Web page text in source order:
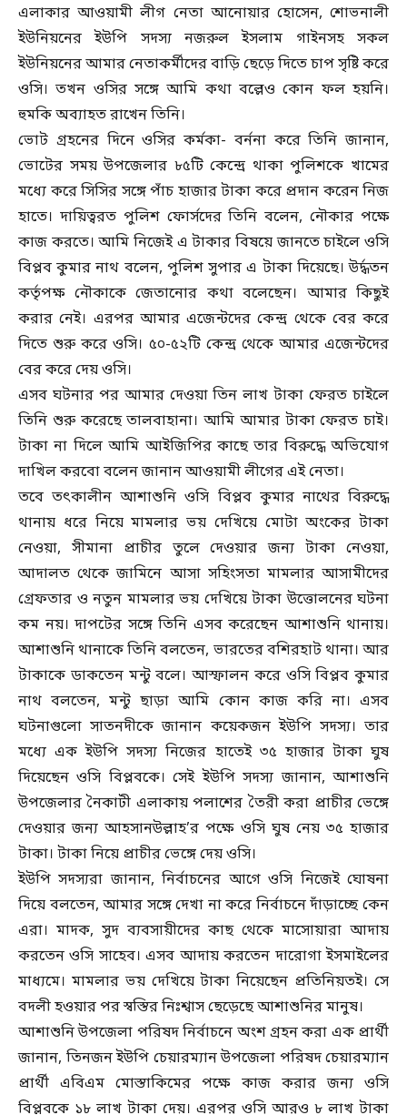
এলাকার আওয়ামী লীগ নেতা আনোয়ার হোসেন, শোভনালী
ইউনিয়নের ইউপি সদস্য নজরুল ইসলাম গাইনসহ সকল
ইউনিয়নের আমার নেতাকর্মীদের বাড়ি ছেড়ে দিতে চাপ সৃষ্টি করে
ওসি। তখন ওসির সঙ্গে আমি কথা বল্লেও কোন ফল হয়নি।
হুমকি অব্যাহত রাখেন তিনি।
ভোট গ্রহনের দিনে ওসির কর্মকা- বর্ননা করে তিনি জানান,
ভোটের সময় উপজেলার ৮৫টি কেন্দ্রে থাকা পুলিশকে খামের
মধ্যে করে সিসির সঙ্গে পাঁচ হাজার টাকা করে প্রদান করেন নিজ
হাতে। দায়িত্বরত পুলিশ ফোর্সদের তিনি বলেন, নৌকার পক্ষে
কাজ করতে। আমি নিজেই এ টাকার বিষয়ে জানতে চাইলে ওসি
বিপ্লব কুমার নাথ বলেন, পুলিশ সুপার এ টাকা দিয়েছে। উর্দ্ধতন
কর্তৃপক্ষ নৌকাকে জেতানোর কথা বলেছেন। আমার কিছুই
করার নেই। এরপর আমার এজেন্টদের কেন্দ্র থেকে বের করে
দিতে শুরু করে ওসি। ৫০-৫২টি কেন্দ্র থেকে আমার এজেন্টদের
বের করে দেয় ওসি।
এসব ঘটনার পর আমার দেওয়া তিন লাখ টাকা ফেরত চাইলে
তিনি শুরু করেছে তালবাহানা। আমি আমার টাকা ফেরত চাই।
টাকা না দিলে আমি আইজিপির কাছে তার বিরুদ্ধে অভিযোগ
দাখিল করবো বলেন জানান আওয়ামী লীগের এই নেতা।
তবে তৎকালীন আশাশুনি ওসি বিপ্লব কুমার নাথের বিরুদ্ধে
থানায় ধরে নিয়ে মামলার ভয় দেখিয়ে মোটা অংকের টাকা
নেওয়া, সীমানা প্রাচীর তুলে দেওয়ার জন্য টাকা নেওয়া,
আদালত থেকে জামিনে আসা সহিংসতা মামলার আসামীদের
গ্রেফতার ও নতুন মামলার ভয় দেখিয়ে টাকা উত্তোলনের ঘটনা
কম নয়। দাপটের সঙ্গে তিনি এসব করেছেন আশাশুনি থানায়।
আশাশুনি থানাকে তিনি বলতেন, ভারতের বশিরহাট থানা। আর
টাকাকে ডাকতেন মন্টু বলে। আস্ফালন করে ওসি বিপ্লব কুমার
নাথ বলতেন, মন্টু ছাড়া আমি কোন কাজ করি না। এসব
ঘটনাগুলো সাতনদীকে জানান কয়েকজন ইউপি সদস্য। তার
মধ্যে এক ইউপি সদস্য নিজের হাতেই ৩৫ হাজার টাকা ঘুষ
দিয়েছেন ওসি বিপ্লবকে। সেই ইউপি সদস্য জানান, আশাশুনি
উপজেলার নৈকাটী এলাকায় পলাশের তৈরী করা প্রাচীর ভেঙ্গে
দেওয়ার জন্য আহসানউল্লাহ’র পক্ষে ওসি ঘুষ নেয় ৩৫ হাজার
টাকা। টাকা নিয়ে প্রাচীর ভেঙ্গে দেয় ওসি।
ইউপি সদস্যরা জানান, নির্বাচনের আগে ওসি নিজেই ঘোষনা
দিয়ে বলতেন, আমার সঙ্গে দেখা না করে নির্বাচনে দাঁড়াচ্ছে কেন
এরা। মাদক, সুদ ব্যবসায়ীদের কাছ থেকে মাসোয়ারা আদায়
করতেন ওসি সাহেব। এসব আদায় করতেন দারোগা ইসমাইলের
মাধ্যমে। মামলার ভয় দেখিয়ে টাকা নিয়েছেন প্রতিনিয়তই। সে
বদলী হওয়ার পর স্বস্তির নিঃশ্বাস ছেড়েছে আশাশুনির মানুষ।
আশাশুনি উপজেলা পরিষদ নির্বাচনে অংশ গ্রহন করা এক প্রার্থী
জানান, তিনজন ইউপি চেয়ারম্যান উপজেলা পরিষদ চেয়ারম্যান
প্রার্থী এবিএম মোস্তাকিমের পক্ষে কাজ করার জন্য ওসি
বিপ্লবকে ১৮ লাখ টাকা দেয়। এরপর ওসি আরও ৮ লাখ টাকা